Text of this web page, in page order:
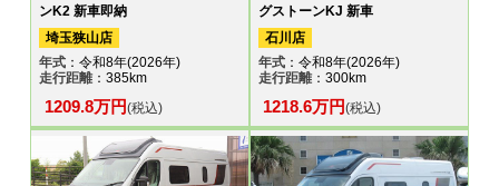
ンK2 新車即納
埼玉狭山店
年式 ：令和8年(2026年)
走行距離：385km
1209.8万円(税込)
グストーンKJ 新車
石川店
年式：令和8年(2026年)
走行距離：300km
1218.6万円(税込)